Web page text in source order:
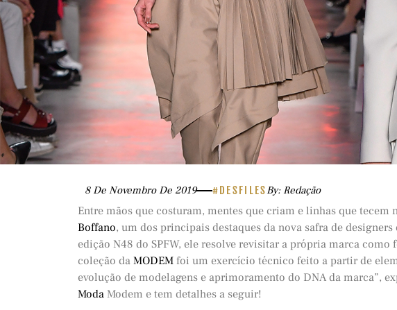
8 De Novembro De 2019 #DESFILESBy: Redação
Entre mãos que costuram, mentes que criam e linhas que
Boffano, um dos principais destaques da nova safra de
edição N48 do SPFW, ele resolve revisitar a própria marca como
coleção da MODEM foi um exercício técnico feito a partir de
evolução de modelagens e aprimoramento do DNA da marca”,
Moda Modem e tem detalhes a seguir!